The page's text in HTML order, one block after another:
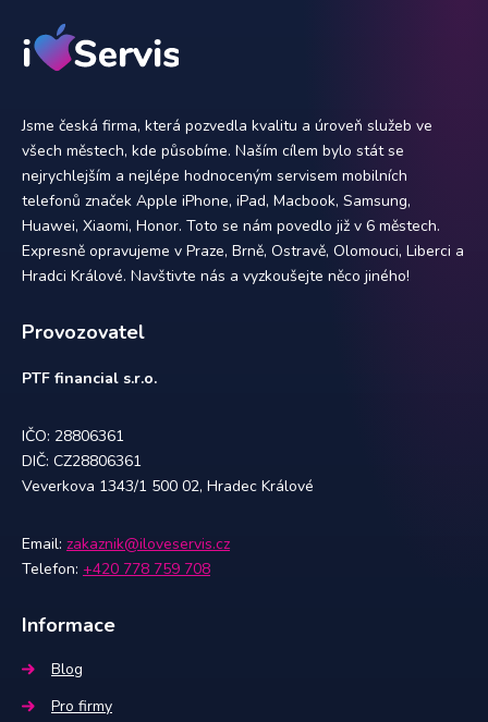
Jsme česká firma, která pozvedla kvalitu a úroveň služeb ve
všech městech, kde působíme. Naším cílem bylo stát se
nejrychlejším a nejlépe hodnoceným servisem mobilních
telefonů značek Apple iPhone, iPad, Macbook, Samsung,
Huawei, Xiaomi, Honor. Toto se nám povedlo již v 6 městech.
Expresně opravujeme v Praze, Brně, Ostravě, Olomouci, Liberci a
Hradci Králové. Navštivte nás a vyzkoušejte něco jiného!
Provozovatel
PTF financial s.r.o.
IČO: 28806361
DIČ: CZ28806361
Veverkova 1343/1 500 02, Hradec Králové
Email: zakaznik@iloveservis.cz
Telefon: +420 778 759 708
Informace
Blog
Pro firmy